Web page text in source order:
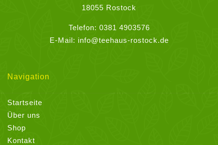
gewählt18055 Rostock
Telefon: 0381 4903576
E-Mail: info@teehaus-rostock.de
Navigation
Startseite
Über uns
Shop
Kontakt